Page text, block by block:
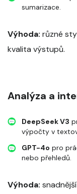
sumarizace.
Výhoda: různé
kvalita výstupů.
Analýza a
DeepSeek V3
výpočty v
GPT-4o pro
nebo přehledů.
Výhoda: